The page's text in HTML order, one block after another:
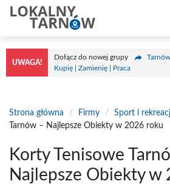
Przejdź
treści
UWAGA!
Dołącz do nowej grupy
Kupię | Zamienię | Praca
Strona główna / Firmy / Sport i
Tarnów – Najlepsze Obiekty w 2026 roku
Korty Tenisowe
Najlepsze Obiekty w